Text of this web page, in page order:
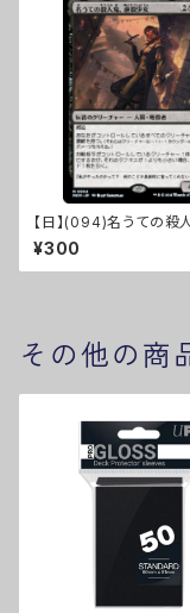
【日】(094)名うての殺
殺少女/Massacre
n Killer [MKM]
¥300
その他の商